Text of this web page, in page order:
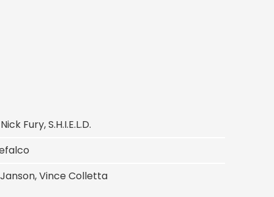
Fury, S.H.I.E.L.D.
Vince Colletta